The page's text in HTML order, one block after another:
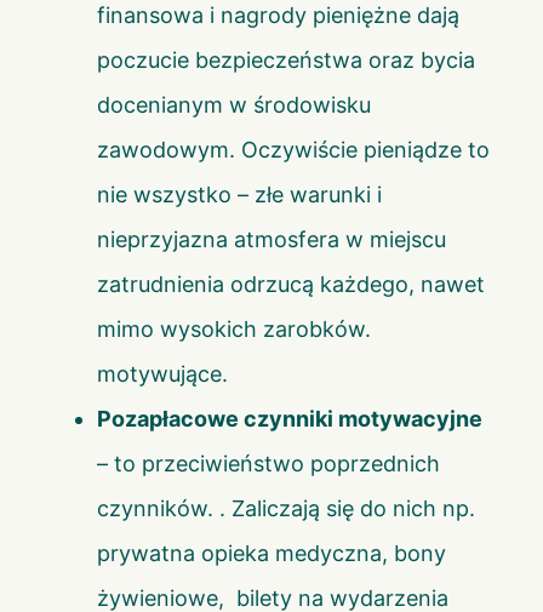
finansowa i nagrody pieniężne dają
poczucie bezpieczeństwa oraz bycia
docenianym w środowisku
zawodowym. Oczywiście pieniądze to
nie wszystko – złe warunki i
nieprzyjazna atmosfera w miejscu
zatrudnienia odrzucą każdego, nawet
mimo wysokich zarobków.
motywujące.
Pozapłacowe czynniki motywacyjne
– to przeciwieństwo poprzednich
czynników. . Zaliczają się do nich np.
prywatna opieka medyczna, bony
żywieniowe, bilety na wydarzenia